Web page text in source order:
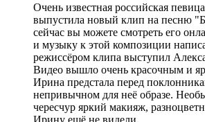
Очень известная российская
выпустила новый клип на песню
сейчас вы можете смотреть его
и музыку к этой композиции
режиссёром клипа выступил
Видео вышло очень красочным и
Ирина предстала перед
непривычном для неё образе.
чересчур яркий макияж,
Ирину ещё не видели.